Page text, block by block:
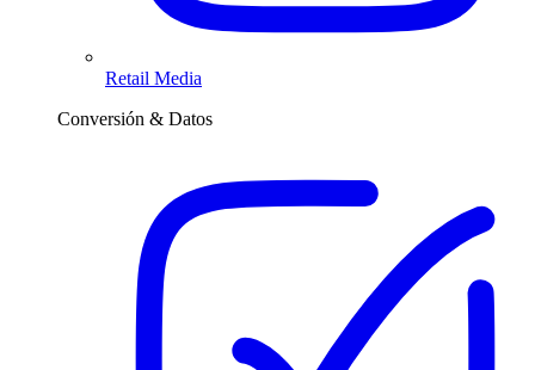
Retail Media
Conversión & Datos